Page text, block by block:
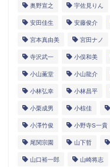
奥野宣之 宇佐見りん
安田佳生 安藤俊介
宮本真由美 宮田ナノ
寺沢武一 小俣和美
小山薫堂 小山龍介
小林弘幸 小林昌平
小栗成男 小椋佳
小澤竹俊 小野寺S一貴
尾関宗園 山下哲
山口裕一郎 山崎将志